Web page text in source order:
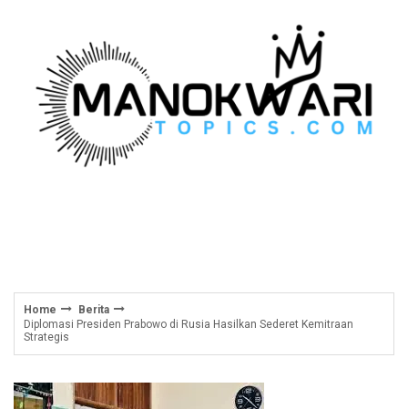
Home
Berita
Diplomasi Presiden Prabowo di Rusia Hasilkan Sederet Kemitraan
Strategis